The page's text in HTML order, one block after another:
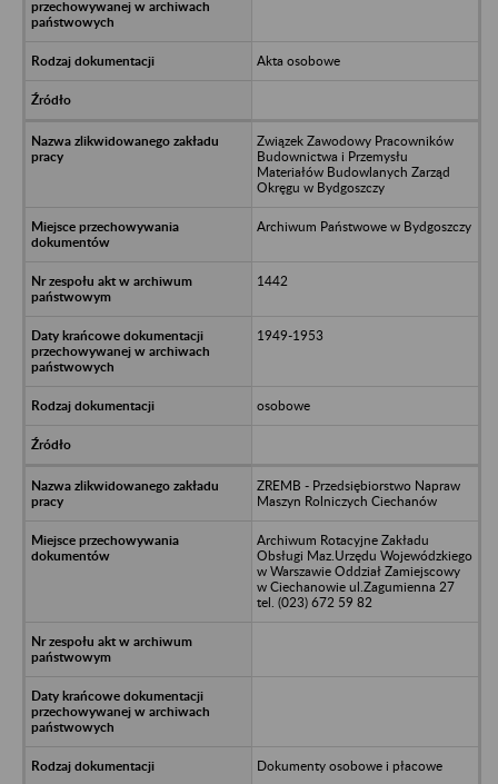
Akta osobowe
Związek Zawodowy Pracowników
Budownictwa i Przemysłu
Materiałów Budowlanych Zarząd
Okręgu w Bydgoszczy
Archiwum Państwowe w Bydgoszczy
1442
1949-1953
osobowe
ZREMB - Przedsiębiorstwo Napraw
Maszyn Rolniczych Ciechanów
Archiwum Rotacyjne Zakładu
Obsługi Maz.Urzędu Wojewódzkiego
w Warszawie Oddział Zamiejscowy
w Ciechanowie ul.Zagumienna 27
tel. (023) 672 59 82
Dokumenty osobowe i płacowe